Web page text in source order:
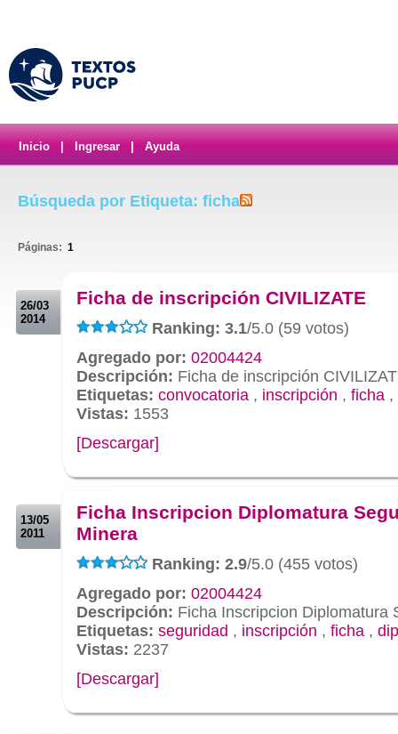
Inicio Ingresar Ayuda
Búsqueda por Etiqueta: ficha
Páginas: 1
26/03
2014
Ficha de inscripción CIVILIZATE
Ranking: 3.1/5.0 (59 votos)
Agregado por: 02004424
Descripción: Ficha de inscripción
Etiquetas: convocatoria , inscripción , ficha ,
Vistas: 1553
[Descargar]
13/05
2011
Ficha Inscripcion Diplomatura
Minera
Ranking: 2.9/5.0 (455 votos)
Agregado por: 02004424
Descripción: Ficha Inscripcion Diplomatura
Etiquetas: seguridad , inscripción , ficha ,
Vistas: 2237
[Descargar]